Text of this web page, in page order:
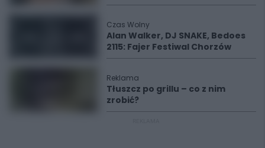
Czas Wolny
Alan Walker, DJ SNAKE, Bedoes
2115: Fajer Festiwal Chorzów
Reklama
Tłuszcz po grillu – co z nim
zrobić?